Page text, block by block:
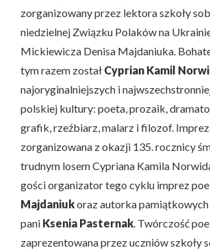
zorganizowany przez lektora szkoły
niedzielnej Związku Polaków na
Mickiewicza Denisa Majdaniuka.
tym razem został Cyprian Kamil
najoryginalniejszych i
polskiej kultury: poeta, prozaik,
grafik, rzeźbiarz, malarz i filozof.
zorganizowana z okazji 135. rocznicy
trudnym losem Cypriana Kamila
gości organizator tego cyklu imprez
Majdaniukoraz autorka
pani Ksenia Pasternak . Twórczość
zaprezentowana przez uczniów szkoły